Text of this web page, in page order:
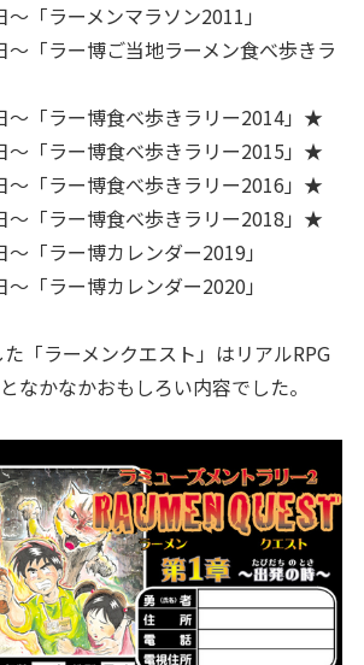
～「ラーメンマラソン2011」
～「ラー博ご当地ラーメン食べ歩きラ
～「ラー博食べ歩きラリー2014」★
～「ラー博食べ歩きラリー2015」★
～「ラー博食べ歩きラリー2016」★
～「ラー博食べ歩きラリー2018」★
～「ラー博カレンダー2019」
～「ラー博カレンダー2020」
「ラーメンクエスト」はリアルRPG
なかなかおもしろい内容でした。